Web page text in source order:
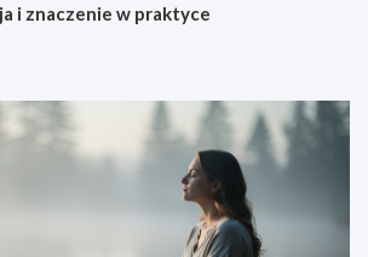
i znaczenie w praktyce